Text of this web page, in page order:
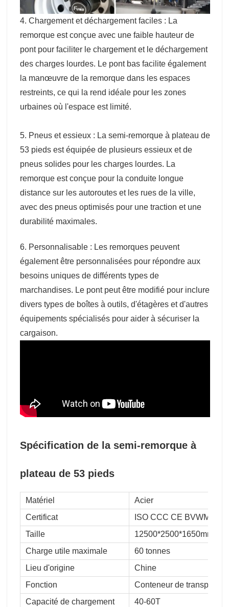
4. Chargement et déchargement faciles : La
remorque est conçue avec une faible hauteur de
pont pour faciliter le chargement et le déchargement
des charges lourdes. Le pont bas facilite également
la manœuvre de la remorque dans les espaces
restreints, ce qui la rend idéale pour les zones
urbaines où l'espace est limité.
5. Pneus et essieux : La semi-remorque à plateau de
53 pieds est équipée de plusieurs essieux et de
pneus solides pour les charges lourdes. La
remorque est conçue pour la conduite longue
distance sur les autoroutes et les rues de la ville,
avec des pneus optimisés pour une traction et une
durabilité maximales.
6. Personnalisable : Les remorques peuvent
également être personnalisées pour répondre aux
besoins uniques de différents types de
marchandises. Le pont peut être modifié pour inclure
divers types de boîtes à outils, d'étagères et d'autres
équipements spécialisés pour aider à sécuriser la
cargaison.
Spécification de la semi-remorque à
plateau de 53 pieds
Matériel
Acier
Certificat
ISO CCC CE BVWMI
Taille
12500*2500*1650mm
Charge utile maximale
60 tonnes
Lieu d'origine
Chine
Fonction
Conteneur de transport
Capacité de chargement
40-60T